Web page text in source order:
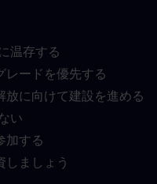
温存する
レードを優先する
放に向けて建設を進める
い
加する
しましょう